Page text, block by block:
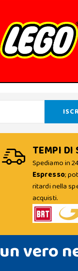
TEMPI DI
Spediamo in
Espresso;
ritardi nella
acquisti.
un vero